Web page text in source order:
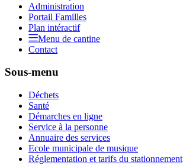
Administration
Portail Familles
Plan intéractif
Menu de cantine
Contact
Sous-menu
Déchets
Santé
Démarches en ligne
Service à la personne
Annuaire des services
Ecole municipale de musique
Réglementation et tarifs du stationnement